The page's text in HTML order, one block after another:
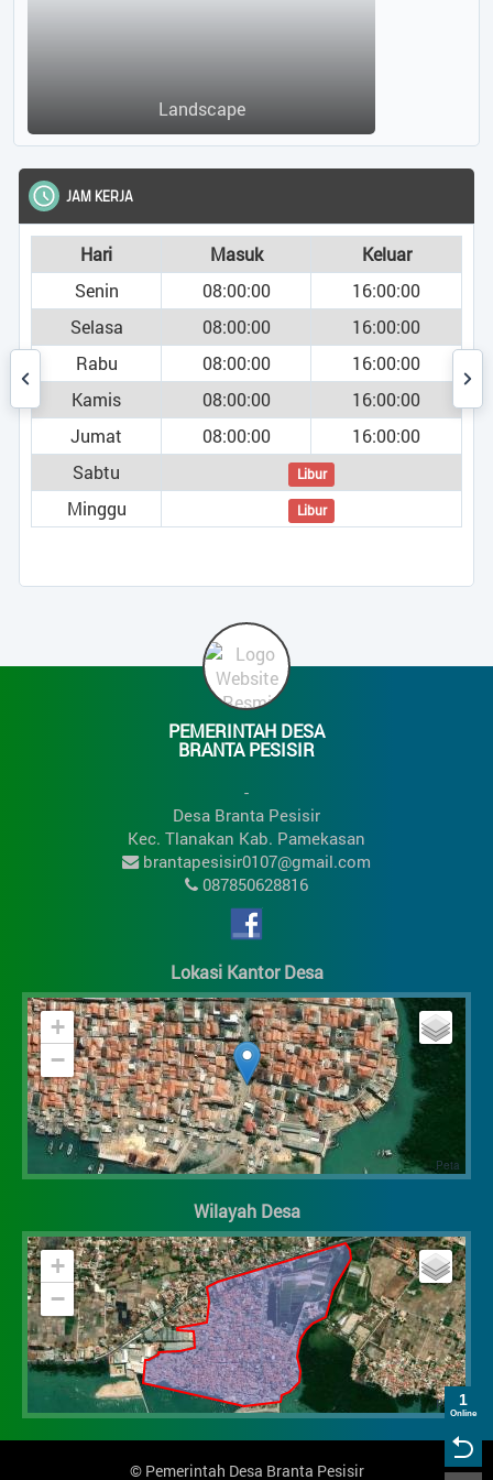
Landscape
JAM KERJA
Hari Masuk
Keluar
Senin
08:00:00
16:00:00
Selasa
08:00:00
16:00:00
Rabu
08:00:00
16:00:00
Kamis
08:00:00
16:00:00
Jumat
08:00:00
16:00:00
Sabtu
Libur
Minggu Libur
PEMERINTAH DESA
BRANTA PESISIR
-
Desa Branta Pesisir
Kec. Tlanakan Kab. Pamekasan
brantapesisir0107@gmail.com
087850628816
Lokasi Kantor Desa
+
−
Wilayah Desa
+
−
© Pemerintah Desa Branta Pesisir
1
Online